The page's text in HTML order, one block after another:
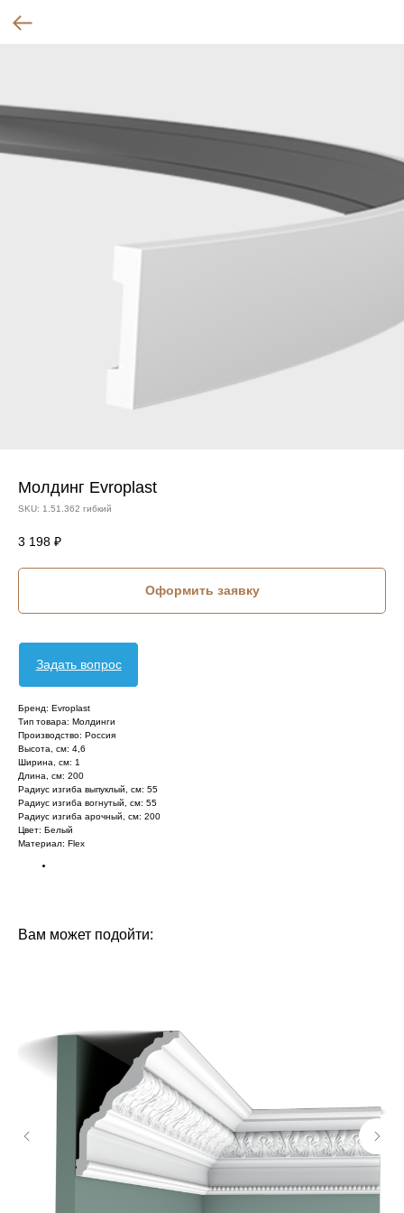
Молдинг Evroplast
SKU: 1.51.362 гибкий
3 198 ₽
Оформить заявку
Задать вопрос
Бренд: Evroplast
Тип товара: Молдинги
Производство: Россия
Высота, см: 4,6
Ширина, см: 1
Длина, см: 200
Радиус изгиба выпуклый, см: 55
Радиус изгиба вогнутый, см: 55
Радиус изгиба арочный, см: 200
Цвет: Белый
Материал: Flex
Вам может подойти: